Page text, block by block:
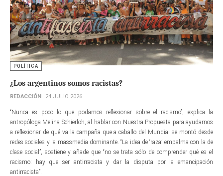
POLÍTICA
¿Los argentinos somos racistas?
REDACCIÓN 24 JULIO 2026
“Nunca es poco lo que podamos reflexionar sobre el racismo”, explica la
antropóloga Melina Schierloh, al hablar con Nuestra Propuesta para ayudarnos
a reflexionar de qué va la campaña que a caballo del Mundial se montó desde
redes sociales y la massmedia dominante. “La idea de ‘raza’ empalma con la de
clase social”, sostiene y añade que “no se trata sólo de comprender qué es el
racismo: hay que ser antirracista y dar la disputa por la emancipación
antirracista”.